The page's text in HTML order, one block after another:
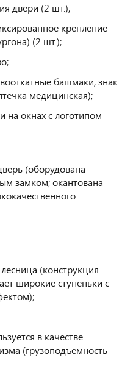
двери (2 шт.);
крепление-
(2 шт.);
башмаки, знак
медицинская);
окнах с логотипом
(оборудована
замком; окантована
(конструкция
широкие ступеньки с
в качестве
(грузоподъемность